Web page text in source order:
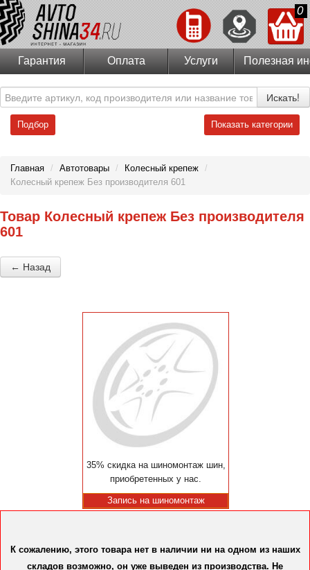
0
Гарантия Оплата Услуги Полезная
Искать!
Подбор Показать категории
Главная / Автотовары / Колесный крепеж /
Колесный крепеж Без производителя 601
Товар Колесный крепеж Без производителя
601
← Назад
35% скидка на шиномонтаж шин,
приобретенных у нас.
Запись на шиномонтаж
К сожалению, этого товара нет в наличии ни на одном из наших
складов возможно, он уже выведен из производства. Не